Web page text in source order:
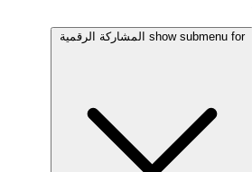
show submenu for المشاركة الرقمية